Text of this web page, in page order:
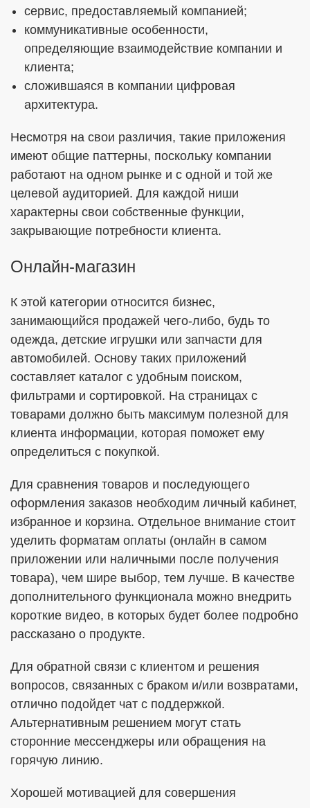
сервис, предоставляемый компанией;
коммуникативные особенности,
определяющие взаимодействие компании и
клиента;
сложившаяся в компании цифровая
архитектура.
Несмотря на свои различия, такие приложения
имеют общие паттерны, поскольку компании
работают на одном рынке и с одной и той же
целевой аудиторией. Для каждой ниши
характерны свои собственные функции,
закрывающие потребности клиента.
Онлайн-магазин
К этой категории относится бизнес,
занимающийся продажей чего-либо, будь то
одежда, детские игрушки или запчасти для
автомобилей. Основу таких приложений
составляет каталог с удобным поиском,
фильтрами и сортировкой. На страницах с
товарами должно быть максимум полезной для
клиента информации, которая поможет ему
определиться с покупкой.
Для сравнения товаров и последующего
оформления заказов необходим личный кабинет,
избранное и корзина. Отдельное внимание стоит
уделить форматам оплаты (онлайн в самом
приложении или наличными после получения
товара), чем шире выбор, тем лучше. В качестве
дополнительного функционала можно внедрить
короткие видео, в которых будет более подробно
рассказано о продукте.
Для обратной связи с клиентом и решения
вопросов, связанных с браком и/или возвратами,
отлично подойдет чат с поддержкой.
Альтернативным решением могут стать
сторонние мессенджеры или обращения на
горячую линию.
Хорошей мотивацией для совершения